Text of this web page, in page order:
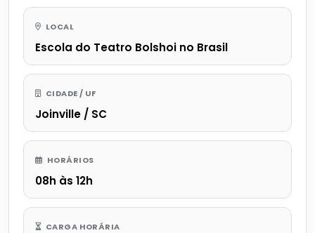
LOCAL
Escola do Teatro Bolshoi no Brasil
CIDADE / UF
Joinville / SC
HORÁRIOS
08h às 12h
CARGA HORÁRIA